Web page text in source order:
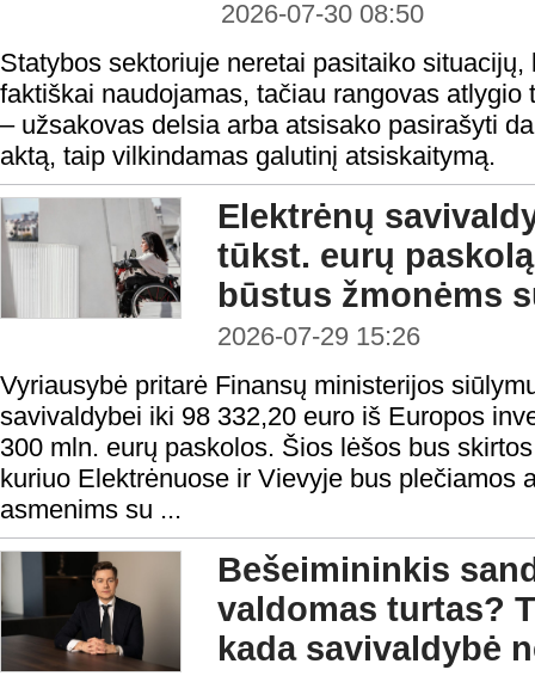
2026-07-30 08:50
Statybos sektoriuje neretai pasitaiko
faktiškai naudojamas, tačiau rangovas
– užsakovas delsia arba atsisako pasirašyti
aktą, taip vilkindamas galutinį atsiskaitymą.
Elektrėnų
tūkst. eurų
būstus žmonėms
2026-07-29 15:26
Vyriausybė pritarė Finansų ministerijos
savivaldybei iki 98 332,20 euro iš Europos
300 mln. eurų paskolos. Šios lėšos bus
kuriuo Elektrėnuose ir Vievyje bus plečiamos
asmenims su ...
Bešeimininkis
valdomas turtas?
kada savivaldybė